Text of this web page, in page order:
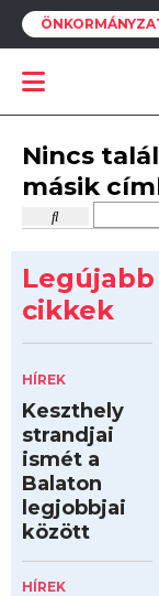
Nincs
másik
Legújabb
cikkek
HÍREK
Keszthely
strandjai
ismét a
Balaton
legjobbjai
között
HÍREK